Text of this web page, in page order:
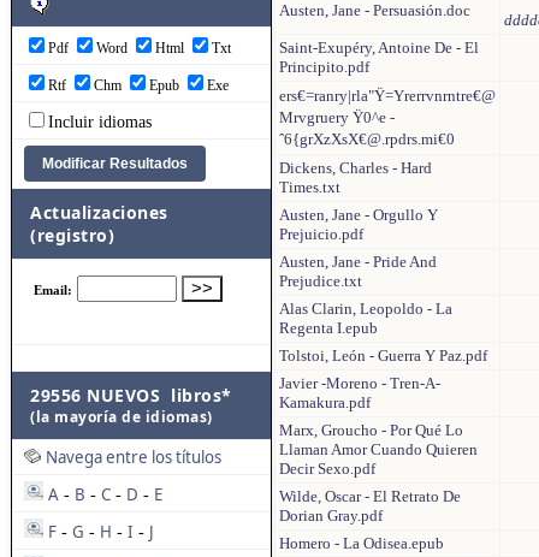
Pdf Word Html Txt
Rtf Chm Epub Exe
Incluir idiomas
Actualizaciones
(registro)
29556 NUEVOS libros*
(la mayoría de idiomas)
Navega entre los títulos
A - B - C - D - E
F - G - H - I - J
Austen, Jane - Persuasión.doc
Saint-Exupéry, Antoine De - El
Principito.pdf
ers€=ranry|rla"Ÿ=Yrerrvnrntre€@
Mrvgruery Ÿ0^e -
ˆ6{grXzXsX€@.rpdrs.mi€0
Dickens, Charles - Hard
Times.txt
Austen, Jane - Orgullo Y
Prejuicio.pdf
Austen, Jane - Pride And
Prejudice.txt
Alas Clarin, Leopoldo - La
Regenta I.epub
Tolstoi, León - Guerra Y Paz.pdf
Javier -Moreno - Tren-A-
Kamakura.pdf
Marx, Groucho - Por Qué Lo
Llaman Amor Cuando Quieren
Decir Sexo.pdf
Wilde, Oscar - El Retrato De
Dorian Gray.pdf
Homero - La Odisea.epub